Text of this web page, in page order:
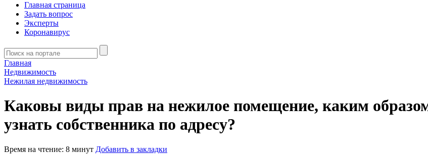
Главная страница
Задать вопрос
Эксперты
Коронавирус
Главная
Недвижимость
Нежилая недвижимость
Каковы виды прав на нежилое помещение, каким
узнать собственника по адресу?
Время на чтение: 8 минут Добавить в закладки